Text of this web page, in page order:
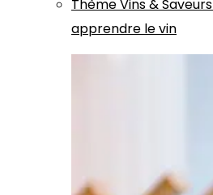
ThèmeVins & Saveurs
apprendre le vin